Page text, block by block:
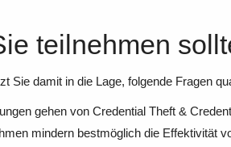
teilnehmen
Sie damit in die Lage, folgende Fragen
gehen von Credential Theft &
mindern bestmöglich die Effektivität